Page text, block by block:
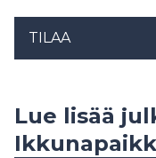
TILAA
Lue lisää